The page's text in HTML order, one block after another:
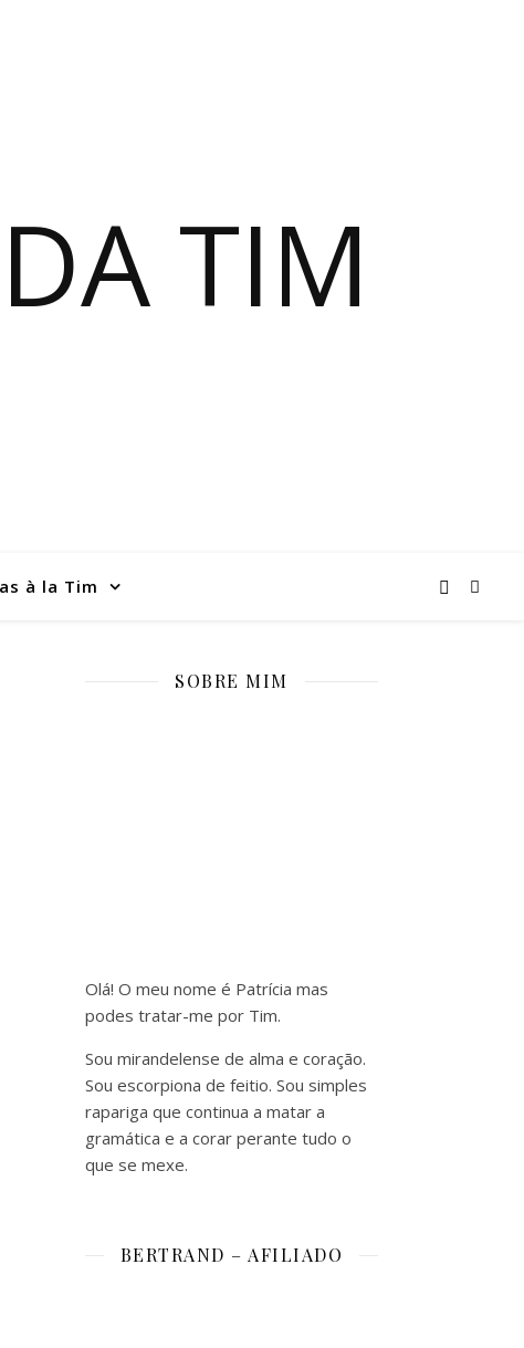
TIM
à la Tim
SOBRE MIM
Olá! O meu nome é Patrícia mas
podes tratar-me por Tim.
Sou mirandelense de alma e coração.
Sou escorpiona de feitio. Sou simples
rapariga que continua a matar a
gramática e a corar perante tudo o
que se mexe.
BERTRAND – AFILIADO